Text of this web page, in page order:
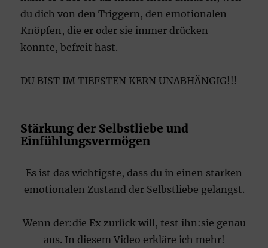
du dich von den Triggern, den emotionalen
Knöpfen, die er oder sie immer drücken
konnte, befreit hast.
DU BIST IM TIEFSTEN KERN UNABHÄNGIG!!!
Stärkung der Selbstliebe und
Einfühlungsvermögen
Es ist das wichtigste, dass du in einen starken
emotionalen Zustand der Selbstliebe gelangst.
Wenn der:die Ex zurück will, test ihn:sie genau
aus. In diesem Video erkläre ich mehr!